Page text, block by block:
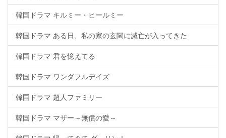
韓国ドラマ キルミー・ヒールミー
韓国ドラマ ある日、私の家の玄関に滅亡が入ってきた
韓国ドラマ 君を憶えてる
韓国ドラマ ワンダフルデイズ
韓国ドラマ 超人ファミリー
韓国ドラマ マザー～無償の愛～